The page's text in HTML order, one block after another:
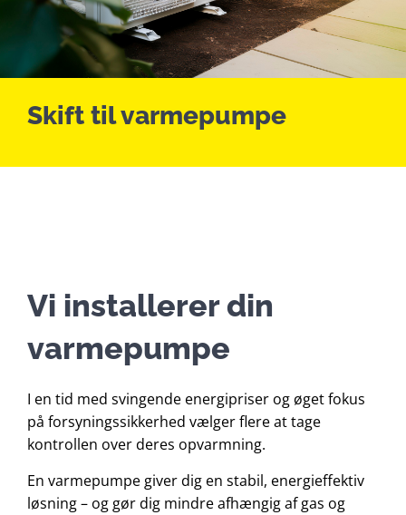
Lån & tilskud
Om os
Kontakt
Skift til varmepumpe
Vi installerer din
varmepumpe
I en tid med svingende energipriser og øget fokus
på forsyningssikkerhed vælger flere at tage
kontrollen over deres opvarmning.
En varmepumpe giver dig en stabil, energieffektiv
løsning – og gør dig mindre afhængig af gas og